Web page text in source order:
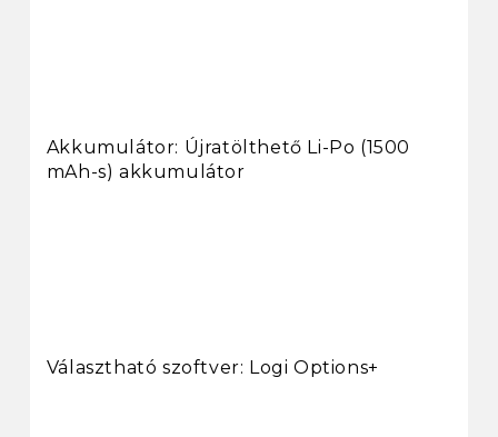
Akkumulátor: Újratölthető Li-Po (1500
mAh-s) akkumulátor
Választható szoftver: Logi Options+